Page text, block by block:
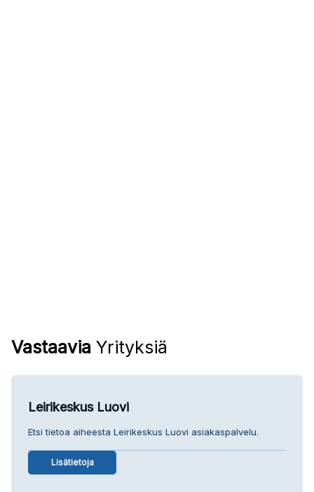
Vastaavia Yrityksiä
Leirikeskus Luovi
Etsi tietoa aiheesta Leirikeskus Luovi asiakaspalvelu.
Lisätietoja